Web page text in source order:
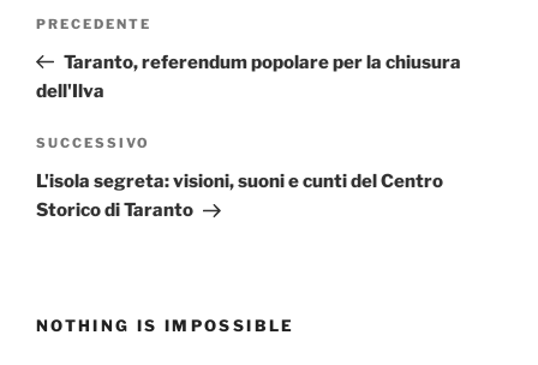
Articolo
precedente:
PRECEDENTE
Taranto, referendum popolare per la chiusura
dell'Ilva
Articolo
successivo
SUCCESSIVO
L'isola segreta: visioni, suoni e cunti del Centro
Storico di Taranto
NOTHING IS IMPOSSIBLE